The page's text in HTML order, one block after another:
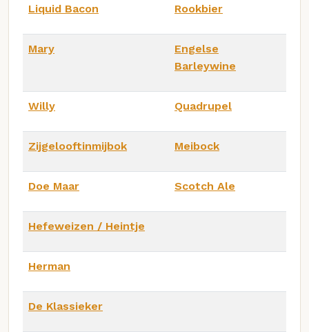
Liquid Bacon Rookbier
Mary
Engelse
Barleywine
Willy Quadrupel
Zijgelooftinmijbok Meibock
Doe Maar Scotch Ale
Hefeweizen / Heintje
Herman
De Klassieker